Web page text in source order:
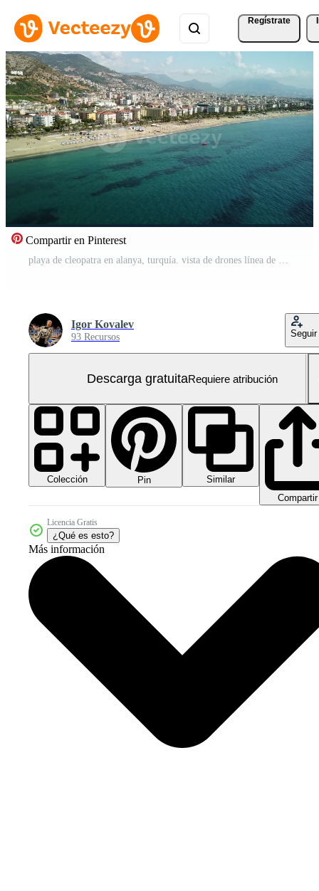
Regístrate
Compartir en Pinterest
playa de cleopatra en alanya, turquía. vista de drones línea de costa playa larga. verano, sol, palmeras, arena, mar y castillo de alanya. Vídeo Gratis
Igor Kovalev
93 Recursos Seguir
Descarga gratuitaRequiere atribución
Colección Pin
Similar
Compartir
Licencia Gratis
¿Qué es esto?
Más información